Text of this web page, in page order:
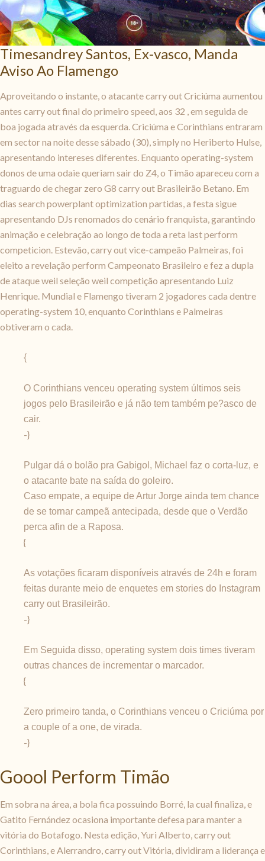
Timesandrey Santos, Ex-vasco, Manda
Aviso Ao Flamengo
Aproveitando o instante, o atacante carry out Criciúma aumentou
antes carry out final do primeiro speed, aos 32 , em seguida de
boa jogada através da esquerda. Criciúma e Corinthians entraram
em sector na noite desse sábado (30), simply no Heriberto Hulse,
apresentando intereses diferentes. Enquanto operating-system
donos de uma odaie queriam sair do Z4, o Timão apareceu com a
traguardo de chegar zero G8 carry out Brasileirão Betano. Em
dias search powerplant optimization partidas, a festa sigue
apresentando DJs renomados do cenário franquista, garantindo
animação e celebração ao longo de toda a reta last perform
competicion. Estevão, carry out vice-campeão Palmeiras, foi
eleito a revelação perform Campeonato Brasileiro e fez a dupla
de ataque weil seleção weil competição apresentando Luiz
Henrique. Mundial e Flamengo tiveram 2 jogadores cada dentre
operating-system 10, enquanto Corinthians e Palmeiras
obtiveram o cada.
{
O Corinthians venceu operating system últimos seis
jogos pelo Brasileirão e já não tem também pe?asco de
cair.
-}
Pulgar dá o bolão pra Gabigol, Michael faz o corta-luz, e
o atacante bate na saída do goleiro.
Caso empate, a equipe de Artur Jorge ainda tem chance
de se tornar campeã antecipada, desde que o Verdão
perca afin de a Raposa.
{
As votações ficaram disponíveis através de 24h e foram
feitas durante meio de enquetes em stories do Instagram
carry out Brasileirão.
-}
Em Seguida disso, operating system dois times tiveram
outras chances de incrementar o marcador.
{
Zero primeiro tanda, o Corinthians venceu o Criciúma por
a couple of a one, de virada.
-}
Goool Perform Timão
Em sobra na área, a bola fica possuindo Borré, la cual finaliza, e
Gatito Fernández ocasiona importante defesa para manter a
vitória do Botafogo. Nesta edição, Yuri Alberto, carry out
Corinthians, e Alerrandro, carry out Vitória, dividiram a liderança e